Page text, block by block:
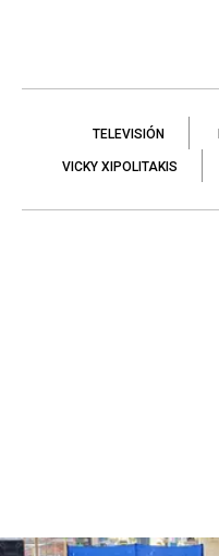
TELEVISIÓN
VICKY XIPOLITAKIS